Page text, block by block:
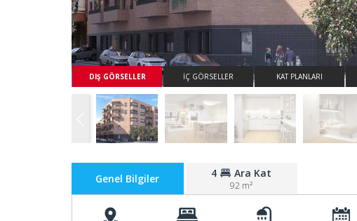
DIŞ GÖRSELLER İÇ GÖRSELLER KAT PLANLARI
Genel Bilgiler 4 Ara Kat
92 m²